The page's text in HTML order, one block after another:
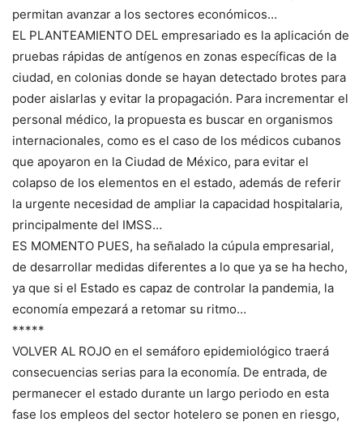
permitan avanzar a los sectores económicos…
EL PLANTEAMIENTO DEL empresariado es la aplicación de
pruebas rápidas de antígenos en zonas específicas de la
ciudad, en colonias donde se hayan detectado brotes para
poder aislarlas y evitar la propagación. Para incrementar el
personal médico, la propuesta es buscar en organismos
internacionales, como es el caso de los médicos cubanos
que apoyaron en la Ciudad de México, para evitar el
colapso de los elementos en el estado, además de referir
la urgente necesidad de ampliar la capacidad hospitalaria,
principalmente del IMSS…
ES MOMENTO PUES, ha señalado la cúpula empresarial,
de desarrollar medidas diferentes a lo que ya se ha hecho,
ya que si el Estado es capaz de controlar la pandemia, la
economía empezará a retomar su ritmo…
*****
VOLVER AL ROJO en el semáforo epidemiológico traerá
consecuencias serias para la economía. De entrada, de
permanecer el estado durante un largo periodo en esta
fase los empleos del sector hotelero se ponen en riesgo,